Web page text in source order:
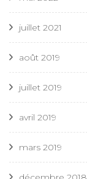
juillet 2021
août 2019
juillet 2019
avril 2019
mars 2019